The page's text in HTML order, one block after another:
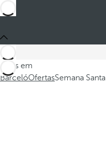
Estes em
BarcelóOfertasSemana Santa